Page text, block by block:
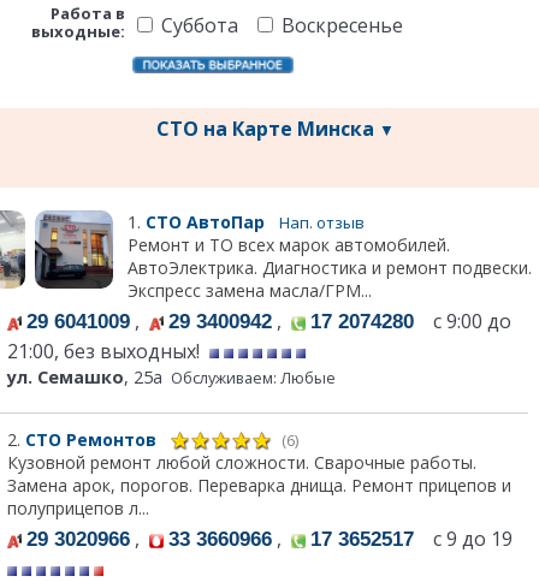
Работа в
выходные:
Суббота Воскресенье
СТО на Карте Минска ▼
1. СТО АвтоПар Нап. отзыв
Ремонт и ТО всех марок автомобилей.
АвтоЭлектрика. Диагностика и ремонт подвески.
Экспресс замена масла/ГРМ...
29 6041009 , 29 3400942 , 17 2074280 с 9:00 до
21:00, без выходных!
ул. Семашко, 25а Обслуживаем: Любые
2. СТО Ремонтов (6)
Кузовной ремонт любой сложности. Сварочные работы.
Замена арок, порогов. Переварка днища. Ремонт прицепов и
полуприцепов л...
29 3020966 , 33 3660966 , 17 3652517 с 9 до 19